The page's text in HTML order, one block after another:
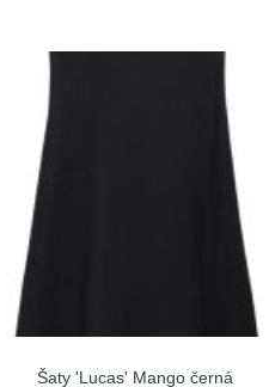
Šaty 'Lucas' Mango černá